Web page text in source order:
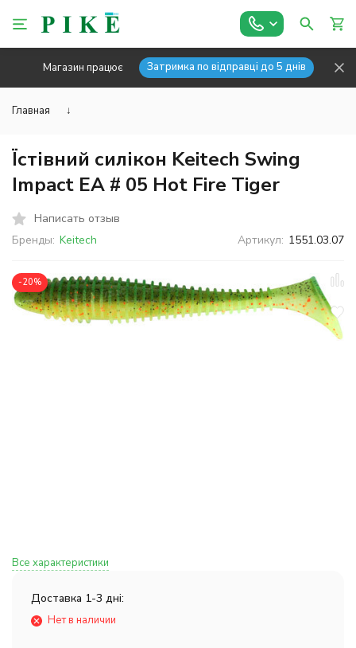
Магазин працює Затримка по відправці до 5 днів
Главная ↓
Їстівний силікон Keitech Swing
Impact EA # 05 Hot Fire Tiger
Написать отзыв
Бренды: Keitech Артикул: 1551.03.07
-20%
Все характеристики
Доставка 1-3 дні:
Нет в наличии